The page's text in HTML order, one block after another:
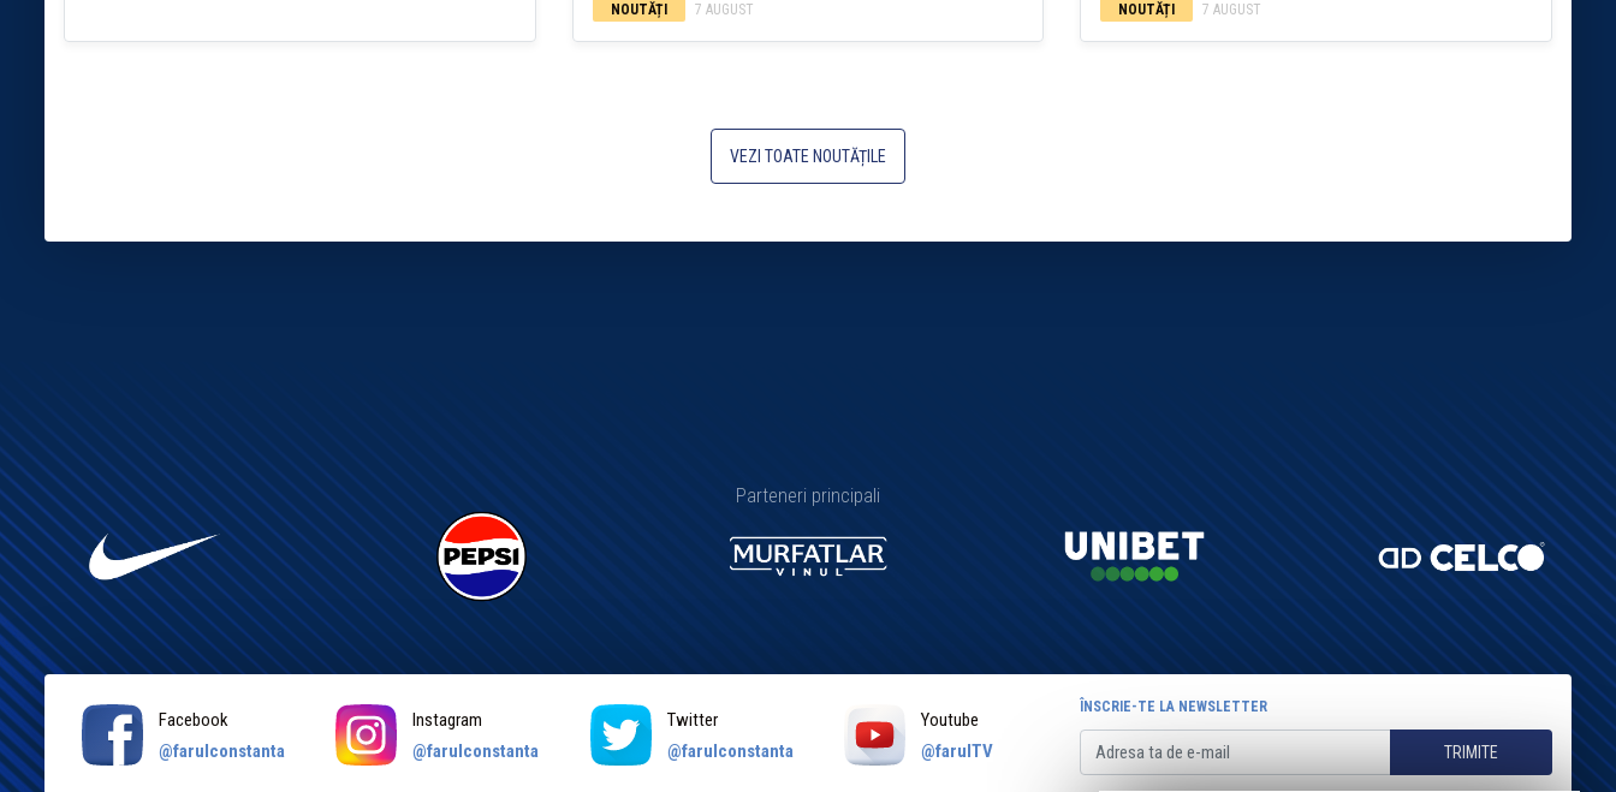
NOUTĂȚI 7 AUGUST NOUTĂȚI 7 AUGUST
VEZI TOATE NOUTĂȚILE
Parteneri principali
Facebook
@farulconstanta
Instagram
@farulconstanta
Twitter
@farulconstanta
Youtube
@farulTV
ÎNSCRIE-TE LA NEWSLETTER
TRIMITE